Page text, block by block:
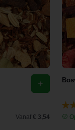
Vanaf € 3,54